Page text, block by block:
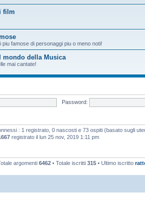
film
piu famose di personaggi piu o meno noti!
mondo della Musica
mai cantate!
Password:
: 1 registrato, 0 nascosti e 73 ospiti (basato sugli
registrato il lun 25 nov, 2019 1:11 pm
argomenti 6462 • Totale iscritti 315 • Ultimo iscritto